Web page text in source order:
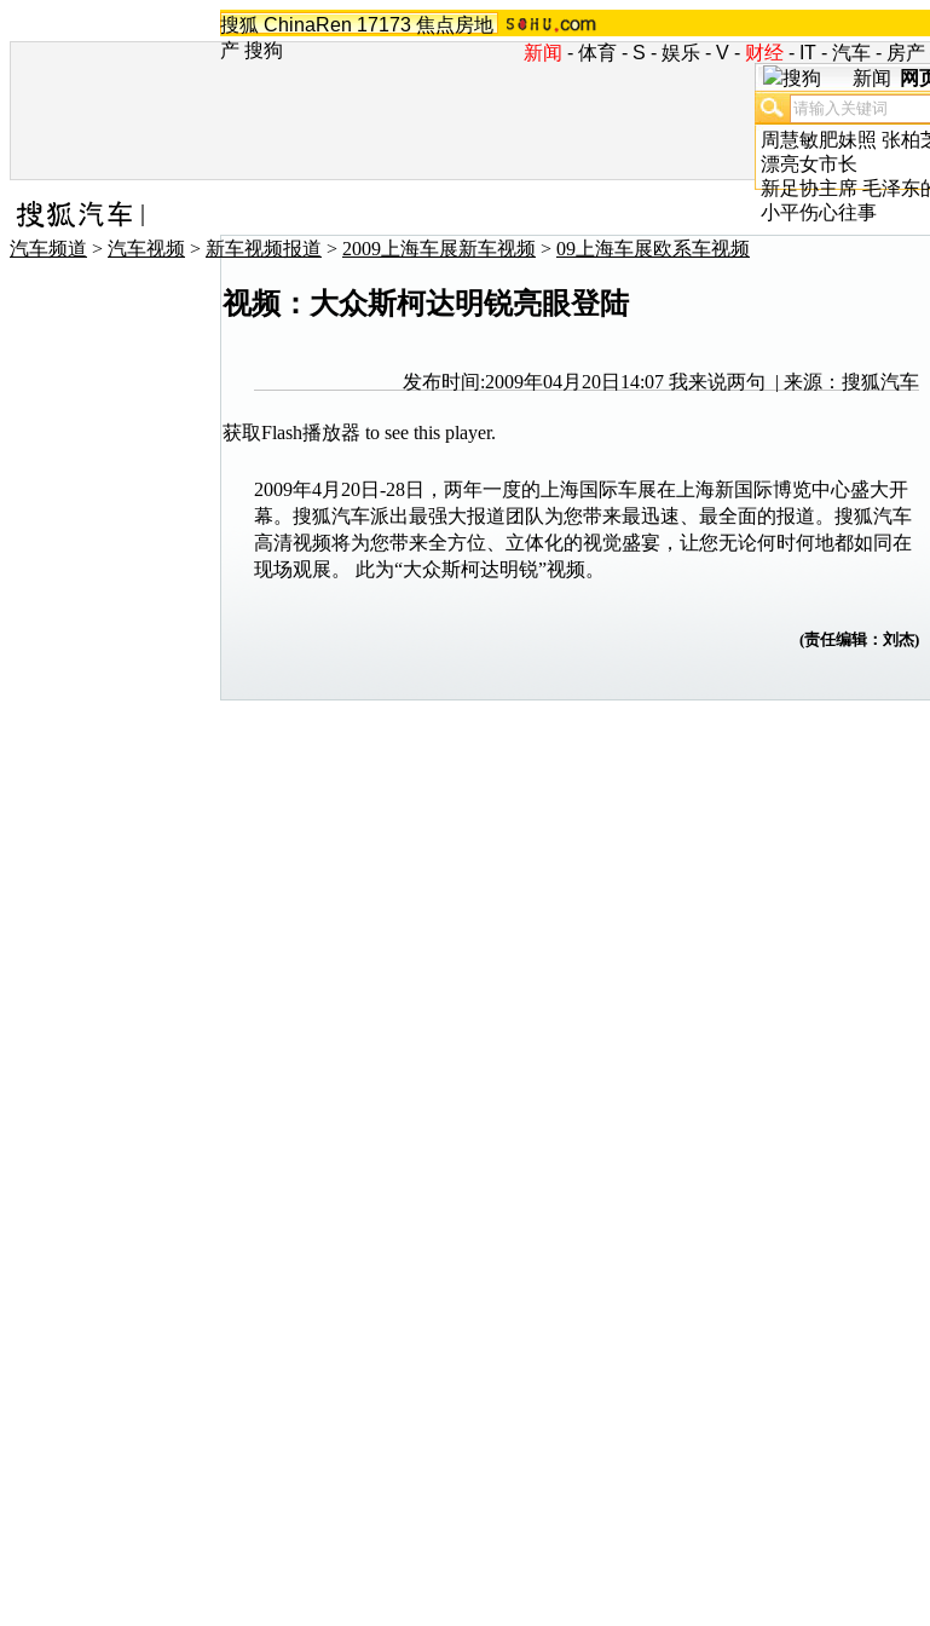
搜狐 ChinaRen 17173 焦点房地
产 搜狗 新闻 - 体育 - S - 娱乐 - V - 财经 - IT - 汽车 - 房产
新闻
网
周慧敏肥妹照 张柏
漂亮女市长
新足协主席 毛泽东
小平伤心往事
汽车频道 > 汽车视频 > 新车视频报道 > 2009上海车展新车视频 > 09上海车展欧系车视频
视频：大众斯柯达明锐亮眼登陆
发布时间:2009年04月20日14:07 我来说两句 | 来源：搜狐汽车
获取Flash播放器 to see this player.
2009年4月20日-28日，两年一度的上海国际车展在上海新国际博览中心盛大开
幕。搜狐汽车派出最强大报道团队为您带来最迅速、最全面的报道。搜狐汽车
高清视频将为您带来全方位、立体化的视觉盛宴，让您无论何时何地都如同在
现场观展。 此为“大众斯柯达明锐”视频。
(责任编辑：刘杰)